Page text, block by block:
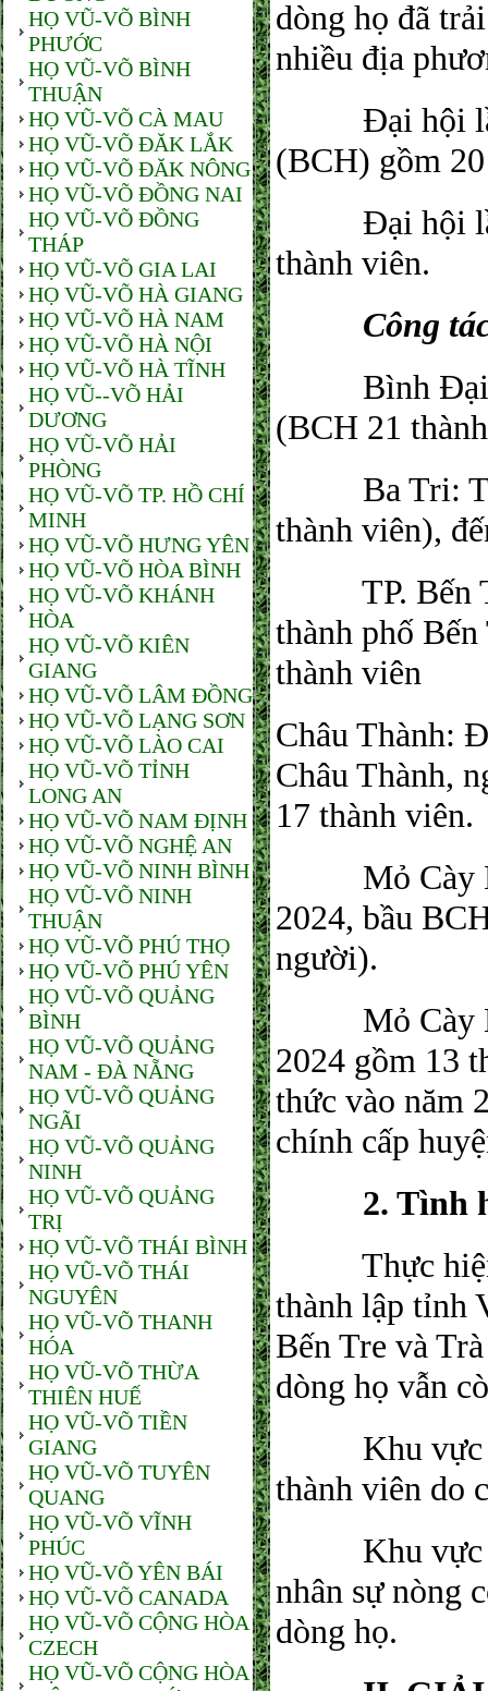
HỌ VŨ-VÕ BÌNH
PHƯỚC
HỌ VŨ-VÕ BÌNH
THUẬN
HỌ VŨ-VÕ CÀ MAU
HỌ VŨ-VÕ ĐĂK LẮK
HỌ VŨ-VÕ ĐĂK NÔNG
HỌ VŨ-VÕ ĐỒNG NAI
HỌ VŨ-VÕ ĐỒNG
THÁP
HỌ VŨ-VÕ GIA LAI
HỌ VŨ-VÕ HÀ GIANG
HỌ VŨ-VÕ HÀ NAM
HỌ VŨ-VÕ HÀ NỘI
HỌ VŨ-VÕ HÀ TĨNH
HỌ VŨ--VÕ HẢI
DƯƠNG
HỌ VŨ-VÕ HẢI
PHÒNG
HỌ VŨ-VÕ TP. HỒ CHÍ
MINH
HỌ VŨ-VÕ HƯNG YÊN
HỌ VŨ-VÕ HÒA BÌNH
HỌ VŨ-VÕ KHÁNH
HÒA
HỌ VŨ-VÕ KIÊN
GIANG
HỌ VŨ-VÕ LÂM ĐỒNG
HỌ VŨ-VÕ LẠNG SƠN
HỌ VŨ-VÕ LÀO CAI
HỌ VŨ-VÕ TỈNH
LONG AN
HỌ VŨ-VÕ NAM ĐỊNH
HỌ VŨ-VÕ NGHỆ AN
HỌ VŨ-VÕ NINH BÌNH
HỌ VŨ-VÕ NINH
THUẬN
HỌ VŨ-VÕ PHÚ THỌ
HỌ VŨ-VÕ PHÚ YÊN
HỌ VŨ-VÕ QUẢNG
BÌNH
HỌ VŨ-VÕ QUẢNG
NAM - ĐÀ NẴNG
HỌ VŨ-VÕ QUẢNG
NGÃI
HỌ VŨ-VÕ QUẢNG
NINH
HỌ VŨ-VÕ QUẢNG
TRỊ
HỌ VŨ-VÕ THÁI BÌNH
HỌ VŨ-VÕ THÁI
NGUYÊN
HỌ VŨ-VÕ THANH
HÓA
HỌ VŨ-VÕ THỪA
THIÊN HUẾ
HỌ VŨ-VÕ TIỀN
GIANG
HỌ VŨ-VÕ TUYÊN
QUANG
HỌ VŨ-VÕ VĨNH
PHÚC
HỌ VŨ-VÕ YÊN BÁI
HỌ VŨ-VÕ CANADA
HỌ VŨ-VÕ CỘNG HÒA
CZECH
HỌ VŨ-VÕ CỘNG HÒA
dòng họ đã
nhiều địa
Đại hội lần
(BCH) gồm
Đại hội lần
thành viên.
Công tác
Bình Đại:
(BCH 21
Ba Tri:
thành viên),
TP. Bến
thành phố
thành viên
Châu Thành:
Châu Thành,
17 thành viên.
Mỏ Cày
2024, bầu
người).
Mỏ Cày
2024 gồm 13
thức vào năm
chính cấp
2. Tình
Thực hiện
thành lập tỉnh
Bến Tre và
dòng họ vẫn
Khu vực
thành viên do
Khu vực
nhân sự nòng
dòng họ.